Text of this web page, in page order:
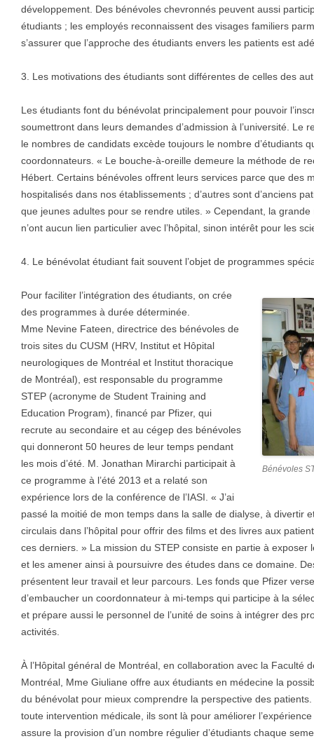
développement. Des bénévoles chevronnés peuvent aussi
étudiants ; les employés reconnaissent des visages familiers
s’assurer que l’approche des étudiants envers les patients est
3. Les motivations des étudiants sont différentes de celles des
Les étudiants font du bénévolat principalement pour pouvoir
soumettront dans leurs demandes d’admission à l’université. Le
le nombres de candidats excède toujours le nombre d’étudiants
coordonnateurs. « Le bouche-à-oreille demeure la méthode de
Hébert. Certains bénévoles offrent leurs services parce que des
hospitalisés dans nos établissements ; d’autres sont d’anciens
que jeunes adultes pour se rendre utiles. » Cependant, la
n’ont aucun lien particulier avec l’hôpital, sinon intérêt pour les
4. Le bénévolat étudiant fait souvent l’objet de programmes
Bénévoles
Pour faciliter l’intégration des étudiants, on crée
des programmes à durée déterminée.
Mme Nevine Fateen, directrice des bénévoles de
trois sites du CUSM (HRV, Institut et Hôpital
neurologiques de Montréal et Institut thoracique
de Montréal), est responsable du programme
STEP (acronyme de Student Training and
Education Program), financé par Pfizer, qui
recrute au secondaire et au cégep des bénévoles
qui donneront 50 heures de leur temps pendant
les mois d’été. M. Jonathan Mirarchi participait à
ce programme à l’été 2013 et a relaté son
expérience lors de la conférence de l’IASI. « J’ai
passé la moitié de mon temps dans la salle de dialyse, à divertir
circulais dans l’hôpital pour offrir des films et des livres aux
ces derniers. » La mission du STEP consiste en partie à exposer
et les amener ainsi à poursuivre des études dans ce domaine.
présentent leur travail et leur parcours. Les fonds que Pfizer
d’embaucher un coordonnateur à mi-temps qui participe à la
et prépare aussi le personnel de l’unité de soins à intégrer des
activités.
À l’Hôpital général de Montréal, en collaboration avec la Faculté
Montréal, Mme Giuliane offre aux étudiants en médecine la
du bénévolat pour mieux comprendre la perspective des
toute intervention médicale, ils sont là pour améliorer
assure la provision d’un nombre régulier d’étudiants chaque